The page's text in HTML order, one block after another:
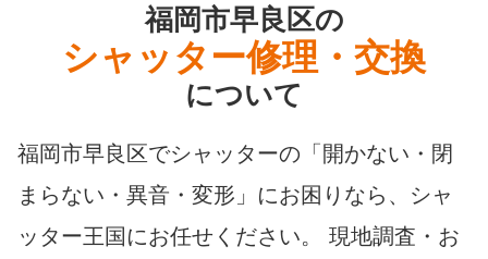
福岡市早良区の
シャッター修理・交換
について
福岡市早良区でシャッターの「開かない・閉
まらない・異音・変形」にお困りなら、シャ
ッター王国にお任せください。 現地調査・お